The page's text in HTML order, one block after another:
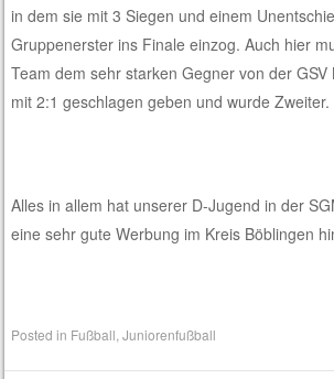
in dem sie mit 3 Siegen und einem
Gruppenerster ins Finale einzog. Auch hier
Teamdem sehr starken Gegner von der
mit 2:1 geschlagen geben und wurde Zweiter.
Alles in allem hat unserer D-Jugend in der
eine sehr gute Werbung im Kreis Böblingen
Posted in Fußball ,Juniorenfußball